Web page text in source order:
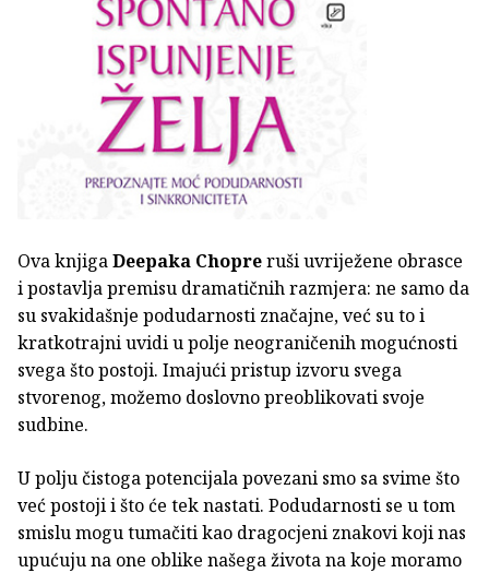
Ova knjigaDeepaka Chopreruši uvriježene obrasce
i postavlja premisu dramatičnih razmjera: ne samo da
su svakidašnje podudarnosti značajne, već su to i
kratkotrajni uvidi u polje neograničenih mogućnosti
svega što postoji. Imajući pristup izvoru svega
stvorenog, možemo doslovno preoblikovati svoje
sudbine.
U polju čistoga potencijala povezani smo sa svime što
već postoji i što će tek nastati. Podudarnosti se u tom
smislu mogu tumačiti kao dragocjeni znakovi koji nas
upućuju na one oblike našega života na koje moramo